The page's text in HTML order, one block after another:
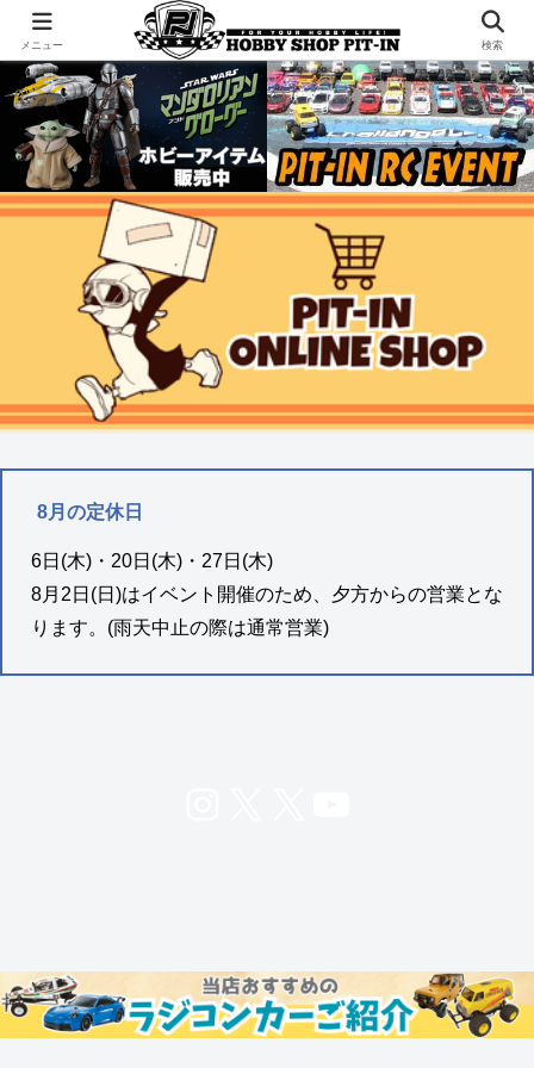
千葉県君津市でラジコンやプラモデルを販売。 ピットインのウェブサイトです
8月の定休日
6日(木)・20日(木)・27日(木)
8月2日(日)はイベント開催のため、夕方からの営業とな
ります。(雨天中止の際は通常営業)
メニュー 検索